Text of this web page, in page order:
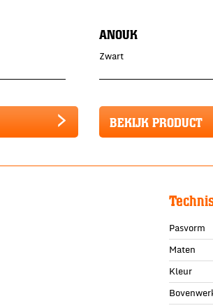
ANOUK
Zwart
BEKIJK PRODUCT
Pasvorm
Maten
Kleur